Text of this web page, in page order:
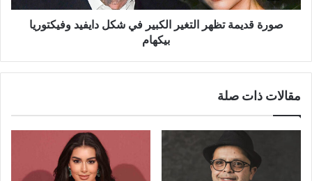
وفيكتوريا
بيكهامصورة قديمة تظهر التغير الكبير في شكل دايفيد وفيكتوريا
بيكهام
مقالات ذات صلة